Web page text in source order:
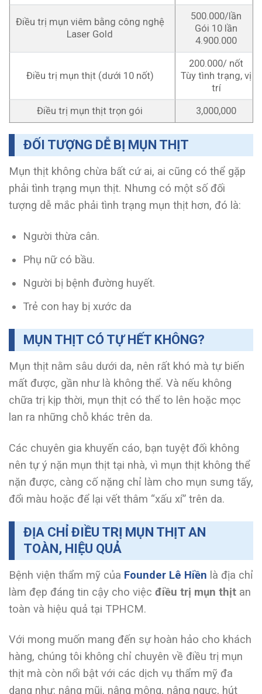
Điều trị mụn viêm bằng công nghệ
Laser Gold
500.000/lần
Gói 10 lần
4.900.000
Điều trị mụn thịt (dưới 10 nốt)
200.000/ nốt
Tùy tình trạng, vị
trí
Điều trị mụn thịt trọn gói 3,000,000
ĐỐI TƯỢNG DỄ BỊ MỤN THỊT
Mụn thịt không chừa bất cứ ai, ai cũng có thể gặp
phải tình trạng mụn thịt. Nhưng có một số đối
tượng dễ mắc phải tình trạng mụn thịt hơn, đó là:
Người thừa cân.
Phụ nữ có bầu.
Người bị bệnh đường huyết.
Trẻ con hay bị xước da
MỤN THỊT CÓ TỰ HẾT KHÔNG?
Mụn thịt nằm sâu dưới da, nên rất khó mà tự biến
mất được, gần như là không thể. Và nếu không
chữa trị kịp thời, mụn thịt có thể to lên hoặc mọc
lan ra những chỗ khác trên da.
Các chuyên gia khuyến cáo, bạn tuyệt đối không
nên tự ý nặn mụn thịt tại nhà, vì mụn thịt không thể
nặn được, càng cố nặng chỉ làm cho mụn sưng tấy,
đổi màu hoặc để lại vết thâm “xấu xí” trên da.
ĐỊA CHỈ ĐIỀU TRỊ MỤN THỊT AN
TOÀN, HIỆU QUẢ
Bệnh viện thẩm mỹ của Founder Lê Hiền là địa chỉ
làm đẹp đáng tin cậy cho việc điều trị mụn thịt an
toàn và hiệu quả tại TPHCM.
Với mong muốn mang đến sự hoàn hảo cho khách
hàng, chúng tôi không chỉ chuyên về điều trị mụn
thịt mà còn nổi bật với các dịch vụ thẩm mỹ đa
dạng như: nâng mũi, nâng mông, nâng ngực, hút